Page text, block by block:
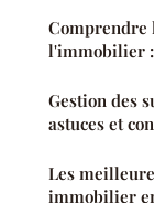
Comprendre
l'immobilier :
Gestion des
astuces et
Les
immobilier